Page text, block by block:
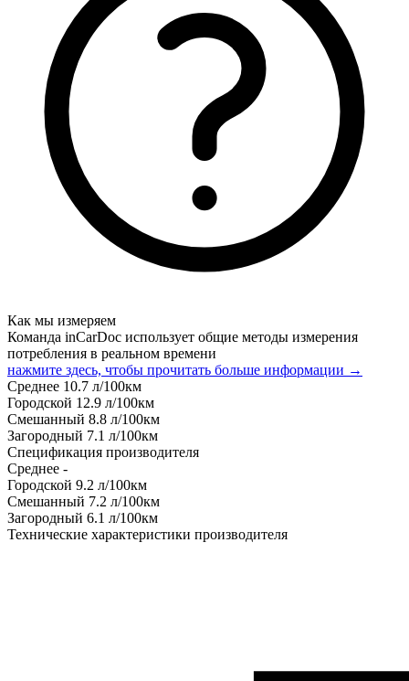
Как мы измеряем
Команда inCarDoc использует общие методы измерения
потребления в реальном времени
нажмите здесь, чтобы прочитать больше информации →
Среднее 10.7 л/100км
Городской 12.9 л/100км
Смешанный 8.8 л/100км
Загородный 7.1 л/100км
Спецификация производителя
Среднее -
Городской 9.2 л/100км
Смешанный 7.2 л/100км
Загородный 6.1 л/100км
Технические характеристики производителя